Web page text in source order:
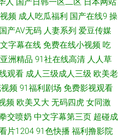
爱小视频 豆花综合网 婷婷国产精品久
豆花va官网 五月天狠狠干 国产AV高
合网 91伊人久热精品 日韩成人无码
91资源视频在线观看 先锋影音丝袜制
频 成人吃瓜福利 国产在线9 操
国产AV无码 人妻系列 爱豆传媒
字幕在线 免费在线小视频 吃
洲精品 91社在线高清 人人草
观看 成人三级成人三级 欧美老
频 91福利剧场 免费影视观看
频 欧美又大 无码四虎 女同激
交喷奶 中文字幕第三页 超碰成
片1204 91色快播 福利撸影院